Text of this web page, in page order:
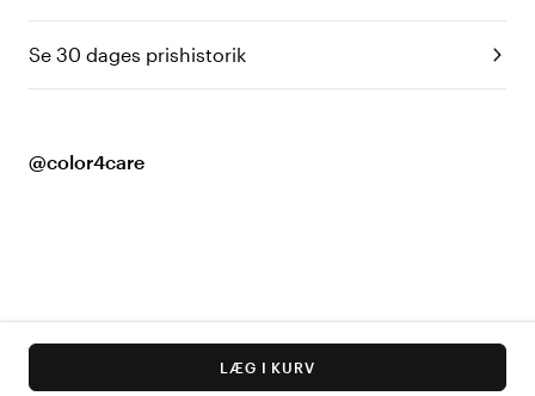
Se 30 dages prishistorik
@color4care
LÆG I KURV